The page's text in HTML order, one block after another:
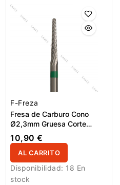
Ideal para eliminar
grandes cantidades de
material artificial.
F-Freza
Fresa de Carburo Cono
Ø2,3mm Gruesa Corte
Cruzado LT 14,0mm
10,90 €
AL CARRITO
Disponibilidad: 18 En
stock